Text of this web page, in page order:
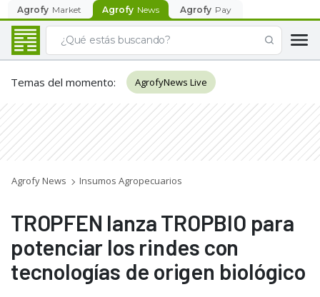
Agrofy Market Agrofy News Agrofy Pay
Temas del momento: AgrofyNews Live
Agrofy News Insumos Agropecuarios
TROPFEN lanza TROPBIO para
potenciar los rindes con
tecnologías de origen biológico